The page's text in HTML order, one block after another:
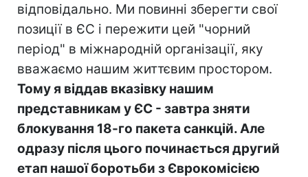
відповідально. Ми повинні зберегти свої
позиції в ЄС і пережити цей "чорний
період" в міжнародній організації, яку
вважаємо нашим життєвим простором.
Тому я віддав вказівку нашим
представникам у ЄС - завтра зняти
блокування 18-го пакета санкцій. Але
одразу після цього починається другий
етап нашої боротьби з Єврокомісією